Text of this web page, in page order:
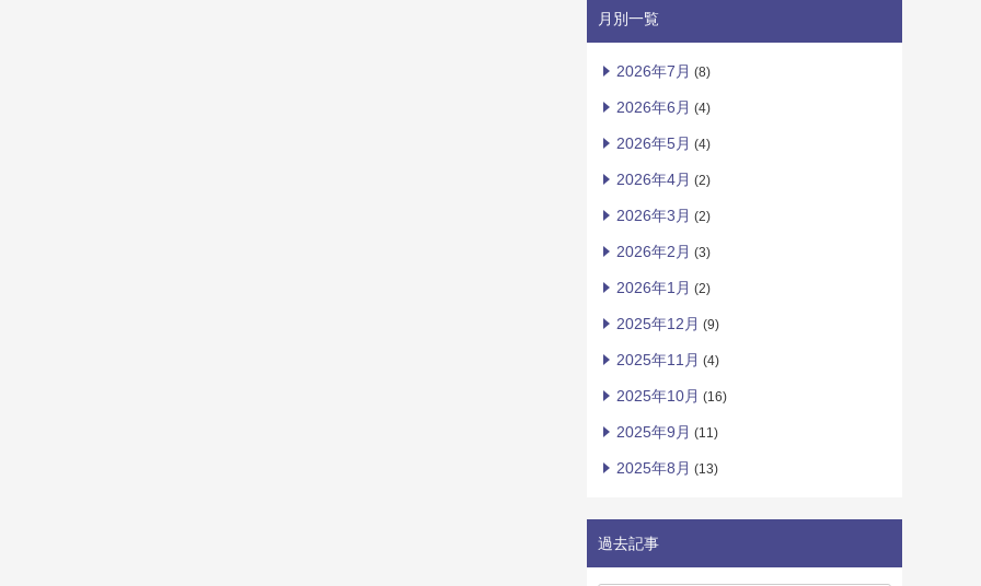
月別一覧
2026年7月 (8)
2026年6月 (4)
2026年5月 (4)
2026年4月 (2)
2026年3月 (2)
2026年2月 (3)
2026年1月 (2)
2025年12月 (9)
2025年11月 (4)
2025年10月 (16)
2025年9月 (11)
2025年8月 (13)
過去記事